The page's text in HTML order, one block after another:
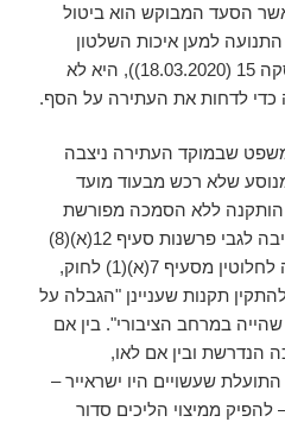
הסעד המבוקש הוא ביטול
חקיקת משנה (בג"ץ 2030/20 התנועה למען איכות השלטון
בישראל נ' שר המשפטים, פסקה 15 (18.03.2020)), היא לא
לדחות את העתירה על הסף.
שבמוקד העתירה ניצבה
2, המונעת מנוסע שלא רכש מבעוד מועד
הותקנה ללא הסמכה מפורשת
בחוק. ברם, ישראייר – שהרחיבה לגבי פרשנות סעיף 12(א)(8)
(א) לחוק הקורונה – התעלמה לחלוטין מסעיף 7(א)(1) לחוק,
תקנות שעניינן "הגבלה על
במרחב הציבורי". בין אם
הנדרשת ובין אם לאו,
שעשויים היו ישראייר –
ממיצוי הליכים סדור